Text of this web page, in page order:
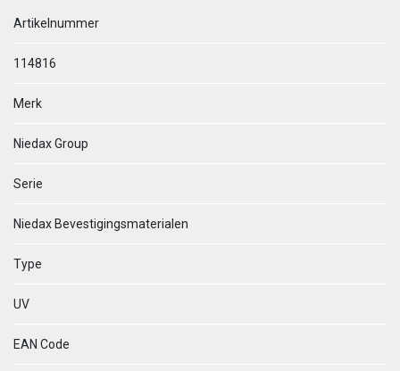
Artikelnummer
114816
Merk
Niedax Group
Serie
Niedax Bevestigingsmaterialen
Type
UV
EAN Code